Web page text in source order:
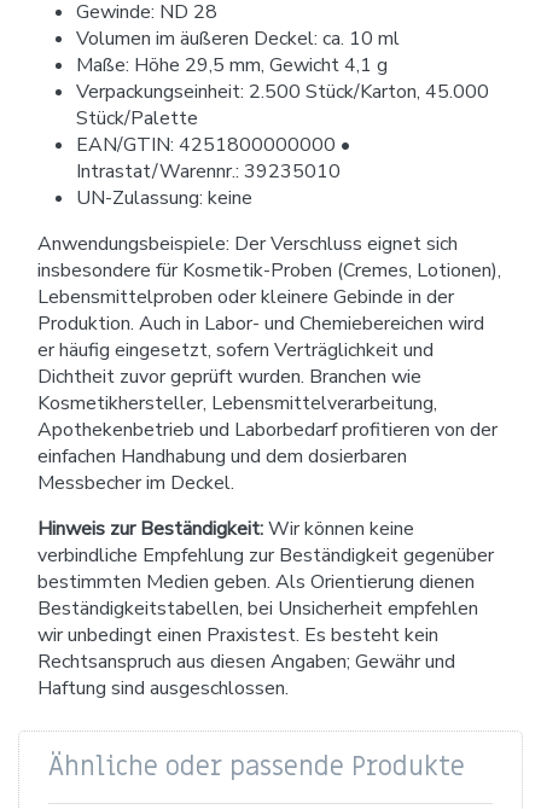
Gewinde: ND 28
Volumen im äußeren Deckel: ca. 10 ml
Maße: Höhe 29,5 mm, Gewicht 4,1 g
Verpackungseinheit: 2.500 Stück/Karton, 45.000
Stück/Palette
EAN/GTIN: 4251800000000 •
Intrastat/Warennr.: 39235010
UN-Zulassung: keine
Anwendungsbeispiele: Der Verschluss eignet sich
insbesondere für Kosmetik-Proben (Cremes, Lotionen),
Lebensmittelproben oder kleinere Gebinde in der
Produktion. Auch in Labor- und Chemiebereichen wird
er häufig eingesetzt, sofern Verträglichkeit und
Dichtheit zuvor geprüft wurden. Branchen wie
Kosmetikhersteller, Lebensmittelverarbeitung,
Apothekenbetrieb und Laborbedarf profitieren von der
einfachen Handhabung und dem dosierbaren
Messbecher im Deckel.
Hinweis zur Beständigkeit:Wir können keine
verbindliche Empfehlung zur Beständigkeit gegenüber
bestimmten Medien geben. Als Orientierung dienen
Beständigkeitstabellen, bei Unsicherheit empfehlen
wir unbedingt einen Praxistest. Es besteht kein
Rechtsanspruch aus diesen Angaben; Gewähr und
Haftung sind ausgeschlossen.
Ähnliche oder passende Produkte